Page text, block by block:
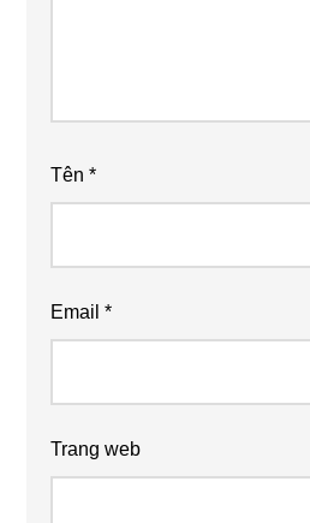
Tên*
Email*
Trang web